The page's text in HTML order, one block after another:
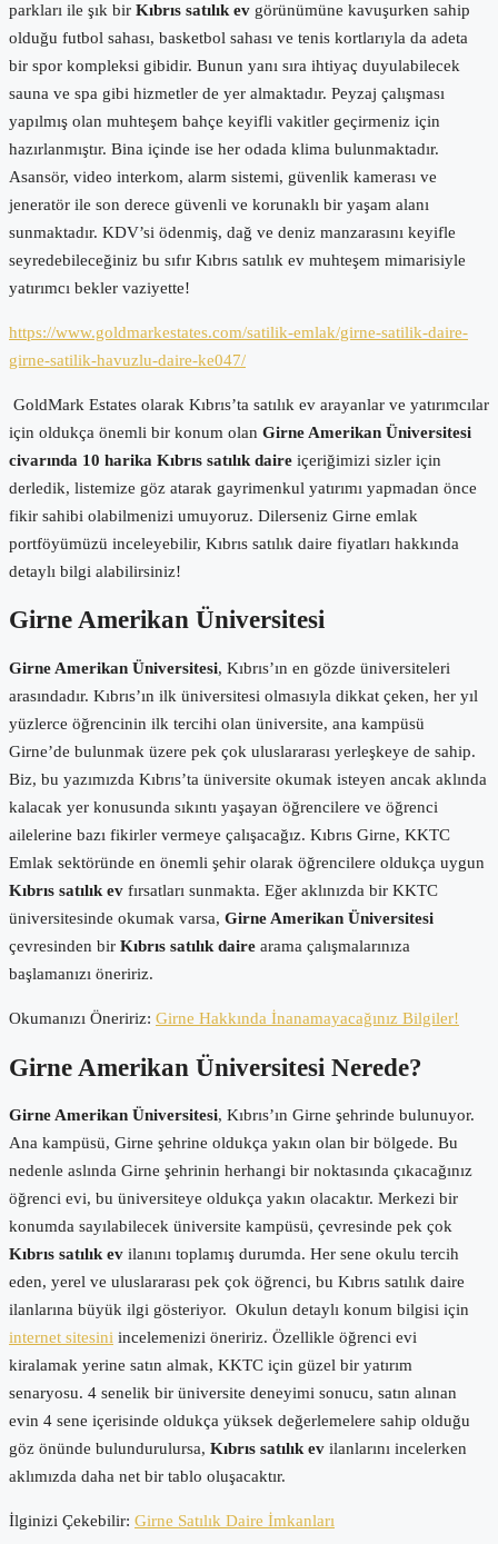
parkları ile şık bir Kıbrıs satılık ev görünümüne kavuşurken sahip
olduğu futbol sahası, basketbol sahası ve tenis kortlarıyla da adeta
bir spor kompleksi gibidir. Bunun yanı sıra ihtiyaç duyulabilecek
sauna ve spa gibi hizmetler de yer almaktadır. Peyzaj çalışması
yapılmış olan muhteşem bahçe keyifli vakitler geçirmeniz için
hazırlanmıştır. Bina içinde ise her odada klima bulunmaktadır.
Asansör, video interkom, alarm sistemi, güvenlik kamerası ve
jeneratör ile son derece güvenli ve korunaklı bir yaşam alanı
sunmaktadır. KDV’si ödenmiş, dağ ve deniz manzarasını keyifle
seyredebileceğiniz bu sıfır Kıbrıs satılık ev muhteşem mimarisiyle
yatırımcı bekler vaziyette!
https://www.goldmarkestates.com/satilik-emlak/girne-satilik-daire-
girne-satilik-havuzlu-daire-ke047/
GoldMark Estates olarak Kıbrıs’ta satılık ev arayanlar ve yatırımcılar
için oldukça önemli bir konum olan Girne Amerikan Üniversitesi
civarında 10 harika Kıbrıs satılık daire içeriğimizi sizler için
derledik, listemize göz atarak gayrimenkul yatırımı yapmadan önce
fikir sahibi olabilmenizi umuyoruz. Dilerseniz Girne emlak
portföyümüzü inceleyebilir, Kıbrıs satılık daire fiyatları hakkında
detaylı bilgi alabilirsiniz!
Girne Amerikan Üniversitesi
Girne Amerikan Üniversitesi, Kıbrıs’ın en gözde üniversiteleri
arasındadır. Kıbrıs’ın ilk üniversitesi olmasıyla dikkat çeken, her yıl
yüzlerce öğrencinin ilk tercihi olan üniversite, ana kampüsü
Girne’de bulunmak üzere pek çok uluslararası yerleşkeye de sahip.
Biz, bu yazımızda Kıbrıs’ta üniversite okumak isteyen ancak aklında
kalacak yer konusunda sıkıntı yaşayan öğrencilere ve öğrenci
ailelerine bazı fikirler vermeye çalışacağız. Kıbrıs Girne, KKTC
Emlak sektöründe en önemli şehir olarak öğrencilere oldukça uygun
Kıbrıs satılık ev fırsatları sunmakta. Eğer aklınızda bir KKTC
üniversitesinde okumak varsa, Girne Amerikan Üniversitesi
çevresinden bir Kıbrıs satılık daire arama çalışmalarınıza
başlamanızı öneririz.
Okumanızı Öneririz: Girne Hakkında İnanamayacağınız Bilgiler!
Girne Amerikan Üniversitesi Nerede?
Girne Amerikan Üniversitesi, Kıbrıs’ın Girne şehrinde bulunuyor.
Ana kampüsü, Girne şehrine oldukça yakın olan bir bölgede. Bu
nedenle aslında Girne şehrinin herhangi bir noktasında çıkacağınız
öğrenci evi, bu üniversiteye oldukça yakın olacaktır. Merkezi bir
konumda sayılabilecek üniversite kampüsü, çevresinde pek çok
Kıbrıs satılık ev ilanını toplamış durumda. Her sene okulu tercih
eden, yerel ve uluslararası pek çok öğrenci, bu Kıbrıs satılık daire
ilanlarına büyük ilgi gösteriyor. Okulun detaylı konum bilgisi için
internet sitesini incelemenizi öneririz. Özellikle öğrenci evi
kiralamak yerine satın almak, KKTC için güzel bir yatırım
senaryosu. 4 senelik bir üniversite deneyimi sonucu, satın alınan
evin 4 sene içerisinde oldukça yüksek değerlemelere sahip olduğu
göz önünde bulundurulursa, Kıbrıs satılık ev ilanlarını incelerken
aklımızda daha net bir tablo oluşacaktır.
İlginizi Çekebilir: Girne Satılık Daire İmkanları